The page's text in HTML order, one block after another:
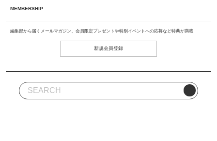
MEMBERSHIP
編集部から届くメールマガジン、会員限定プレゼントや特別イベントへの応募など特典が満載
新規会員登録